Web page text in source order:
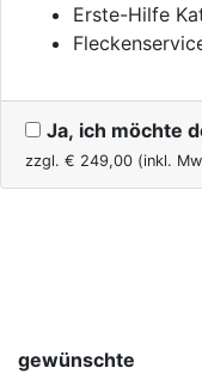
Erste-Hilfe
Ja, ich möchte
zzgl. € 249,00 (inkl.
gewünschte